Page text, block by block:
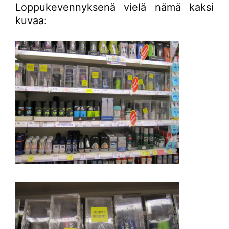
Loppukevennyksenä vielä nämä kaksi
kuvaa: